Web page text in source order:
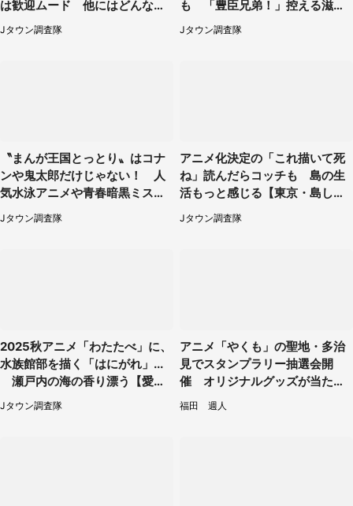
は歓迎ムード 他にはどんな作
品の聖地？【佐賀が舞台の二次
元まとめ】
Jタウン調査隊
も 「豊臣兄弟！」控える滋賀
は実は〝聖地の宝箱〟【滋賀が
舞台の二次元まとめ】
Jタウン調査隊
〝まんが王国とっとり〟はコナ
ンや鬼太郎だけじゃない！ 人
気水泳アニメや青春暗黒ミステ
リーも【鳥取が舞台の二次元ま
とめ】
Jタウン調査隊
アニメ化決定の「これ描いて死
ね」読んだらコッチも 島の生
活もっと感じる【東京・島しょ
部が舞台の二次元まとめ】
Jタウン調査隊
2025秋アニメ「わたたべ」に、
水族館部を描く「はにがれ」...
瀬戸内の海の香り漂う【愛媛
が舞台の二次元まとめ】
Jタウン調査隊
アニメ「やくも」の聖地・多治
見でスタンプラリー抽選会開
催 オリジナルグッズが当たる
チャンス！
福田 週人